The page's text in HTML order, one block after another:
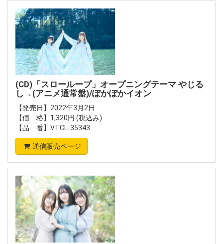
(CD)「スローループ」オープニングテーマ やじる
し→(アニメ通常盤)/ぽかぽかイオン
【発売日】2022年3月2日
【価 格】1,320円 (税込み)
【品 番】VTCL-35343
通信販売ページ